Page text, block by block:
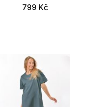
799 Kč